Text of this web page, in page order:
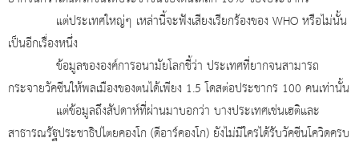
แต่ประเทศใหญ่ๆ เหล่านี้จะฟังเสียงเรียกร้องของ WHO หรือไม่นั้น
เป็นอีกเรื่องหนึ่ง
ข้อมูลขององค์การอนามัยโลกชี้ว่า ประเทศที่ยากจนสามารถ
กระจายวัคซีนให้พลเมืองของตนได้เพียง 1.5 โดสต่อประชากร 100 คนเท่านั้น
แต่ข้อมูลถึงสัปดาห์ที่ผ่านมาบอกว่า บางประเทศเช่นเฮติและ
สาธารณรัฐประชาธิปไตยคองโก (ดีอาร์คองโก) ยังไม่มีใครได้รับวัคซีนโควิดครบ